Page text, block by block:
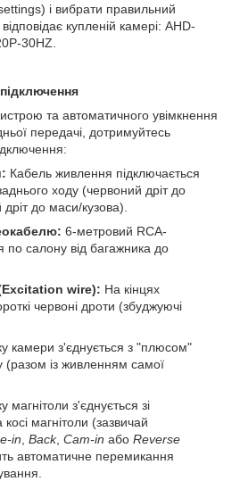
і вибрати правильний
купленій камері: AHD-
30HZ.
та автоматичного увімкнення
передачі, дотримуйтесь
Кабель живлення підключається
ходу (червоний дріт до
до маси/кузова).
6-метровий RCA-
по салону від багажника до
wire): На кінцях
червоні дроти (збуджуючі
камери з'єднується з "плюсом"
(разом із живленням самої
магнітоли з'єднується зі
магнітоли (зазвичай
in Back, Cam-in або Reverse
автоматичне перемикання